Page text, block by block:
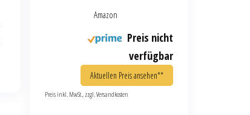
Amazon
Preis nicht
verfügbar
Aktuellen Preis ansehen**
Preis inkl. MwSt., zzgl. Versandkosten